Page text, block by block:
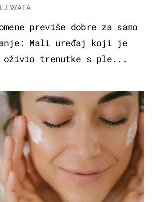
WATA
previše dobre za samo
Mali uređaj koji je
oživio trenutke s ple...